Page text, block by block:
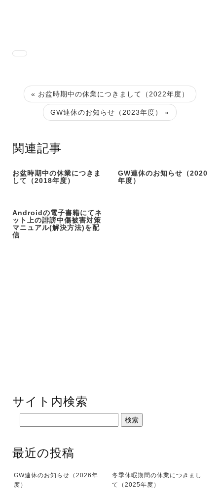
« お盆時期中の休業につきまして（2022年度）
GW連休のお知らせ（2023年度） »
関連記事
お盆時期中の休業につきま
して（2018年度）
GW連休のお知らせ（2020
年度）
Androidの電子書籍にてネ
ット上の誹謗中傷被害対策
マニュアル(解決方法)を配
信
サイト内検索
最近の投稿
GW連休のお知らせ（2026年
度）
冬季休暇期間の休業につきまし
て（2025年度）